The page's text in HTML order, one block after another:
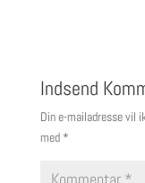
Indsend
Din e-mailadresse vil
med *